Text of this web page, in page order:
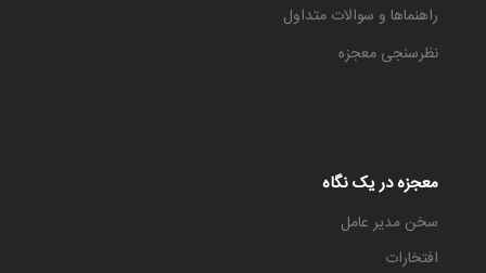
راهنماها و سوالات متداول
نظرسنجی معجزه
معجزه در یک نگاه
سخن مدیر عامل
افتخارات